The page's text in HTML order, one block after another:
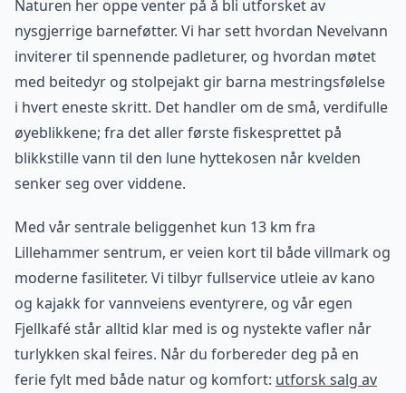
Naturen her oppe venter på å bli utforsket av
nysgjerrige barneføtter. Vi har sett hvordan Nevelvann
inviterer til spennende padleturer, og hvordan møtet
med beitedyr og stolpejakt gir barna mestringsfølelse
i hvert eneste skritt. Det handler om de små, verdifulle
øyeblikkene; fra det aller første fiskesprettet på
blikkstille vann til den lune hyttekosen når kvelden
senker seg over viddene.
Med vår sentrale beliggenhet kun 13 km fra
Lillehammer sentrum, er veien kort til både villmark og
moderne fasiliteter. Vi tilbyr fullservice utleie av kano
og kajakk for vannveiens eventyrere, og vår egen
Fjellkafé står alltid klar med is og nystekte vafler når
turlykken skal feires. Når du forbereder deg på en
ferie fylt med både natur og komfort: utforsk salg av